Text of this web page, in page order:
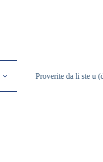
Proverite da li ste u